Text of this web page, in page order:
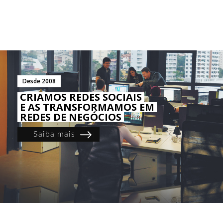
Desde 2008
CRIAMOS REDES SOCIAIS
E AS TRANSFORMAMOS EM
REDES DE NEGÓCIOS
Saiba mais